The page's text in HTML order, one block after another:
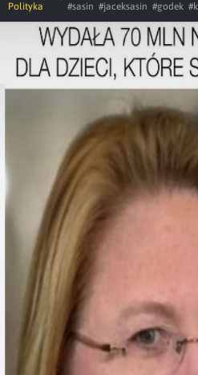
Polityka #sasin #jaceksasin #godek